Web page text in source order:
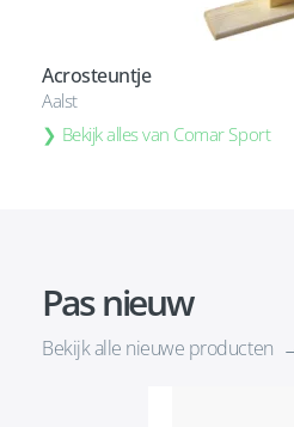
Acrosteuntje
Aalst
Bekijk alles van Comar Sport
Pas nieuw
Bekijk alle nieuwe producten